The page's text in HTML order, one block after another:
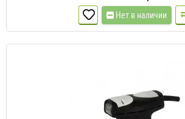
Нет в наличии